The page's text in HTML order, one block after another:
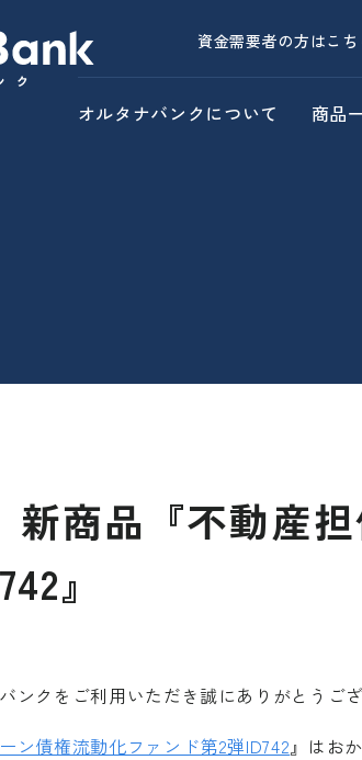
資金需要者の方はこち
オルタナバンクについて 商品
新商品『不動産
』
ンクをご利用いただき誠にありがとうござ
ン債権流動化ファンド第2弾ID742』はお